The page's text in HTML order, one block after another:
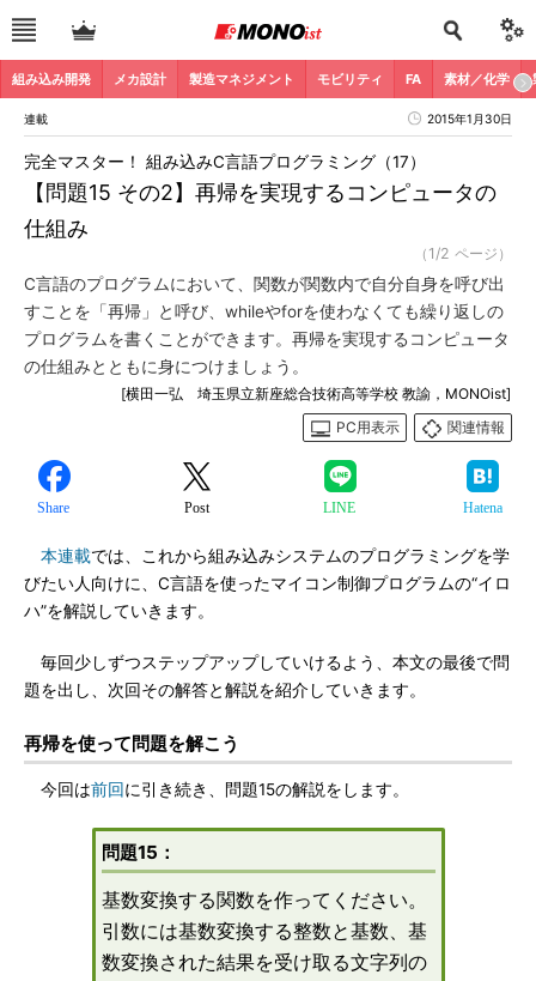
組み込み開発 メカ設計 製造マネジメント モビリティ FA 素材／化学
連載 2015年1月30日
【問題15 その2】再帰を実現するコンピュータの
仕組み
完全マスター！ 組み込みC言語プログラミング（17）
（1/2 ページ）
C言語のプログラムにおいて、関数が関数内で自分自身を呼び出
すことを「再帰」と呼び、whileやforを使わなくても繰り返しの
プログラムを書くことができます。再帰を実現するコンピュータ
の仕組みとともに身につけましょう。
[横田一弘 埼玉県立新座総合技術高等学校 教諭，MONOist]
PC用表示
関連情報
Share Post LINE Hatena
本連載では、これから組み込みシステムのプログラミングを学
びたい人向けに、C言語を使ったマイコン制御プログラムの“イロ
ハ”を解説していきます。
毎回少しずつステップアップしていけるよう、本文の最後で問
題を出し、次回その解答と解説を紹介していきます。
再帰を使って問題を解こう
今回は前回に引き続き、問題15の解説をします。
問題15：
基数変換する関数を作ってください。
引数には基数変換する整数と基数、基
数変換された結果を受け取る文字列の